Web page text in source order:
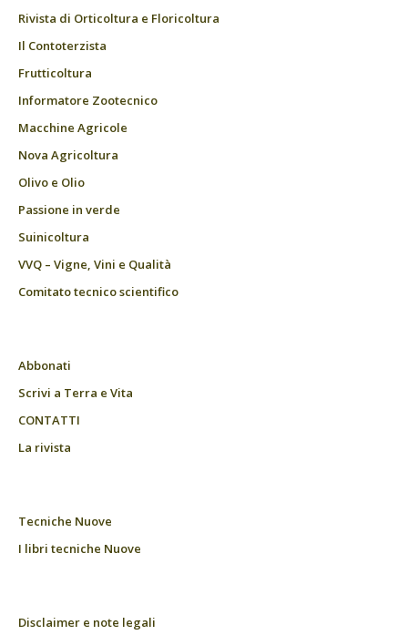
Rivista di Orticoltura e Floricoltura
Il Contoterzista
Frutticoltura
Informatore Zootecnico
Macchine Agricole
Nova Agricoltura
Olivo e Olio
Passione in verde
Suinicoltura
VVQ – Vigne, Vini e Qualità
Comitato tecnico scientifico
Abbonati
Scrivi a Terra e Vita
CONTATTI
La rivista
Tecniche Nuove
I libri tecniche Nuove
Disclaimer e note legali